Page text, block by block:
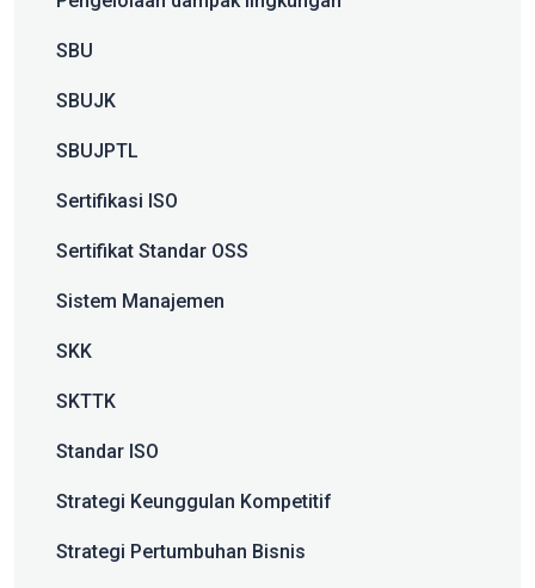
SBU
SBUJK
SBUJPTL
Sertifikasi ISO
Sertifikat Standar OSS
Sistem Manajemen
SKK
SKTTK
Standar ISO
Strategi Keunggulan Kompetitif
Strategi Pertumbuhan Bisnis